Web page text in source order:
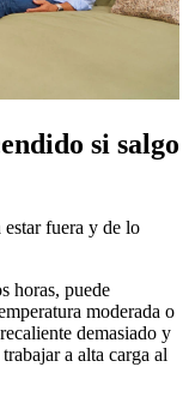
si salgo
fuera y de lo
horas, puede
moderada o
demasiado y
a alta carga al